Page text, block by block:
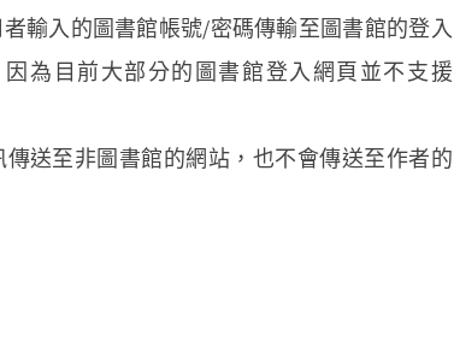
輸入的圖書館帳號/密碼傳輸至圖書館的登入
為目前大部分的圖書館登入網頁並不支援
送至非圖書館的網站，也不會傳送至作者的